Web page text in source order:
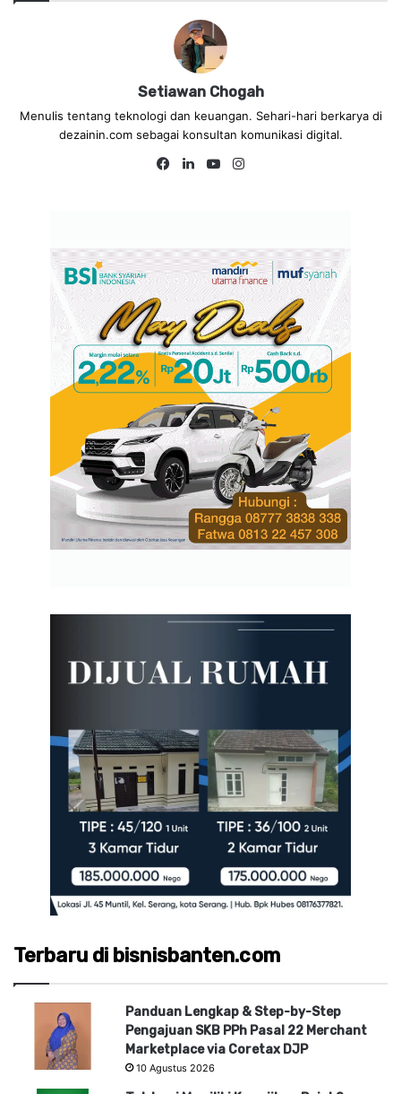
Setiawan Chogah
Menulis tentang teknologi dan keuangan. Sehari-hari berkarya di
dezainin.com sebagai konsultan komunikasi digital.
Fa
Lin
Yo
Terbaru di bisnisbanten.com
Panduan Lengkap & Step-by-Step
Pengajuan SKB PPh Pasal 22 Merchant
Marketplace via Coretax DJP
10 Agustus 2026